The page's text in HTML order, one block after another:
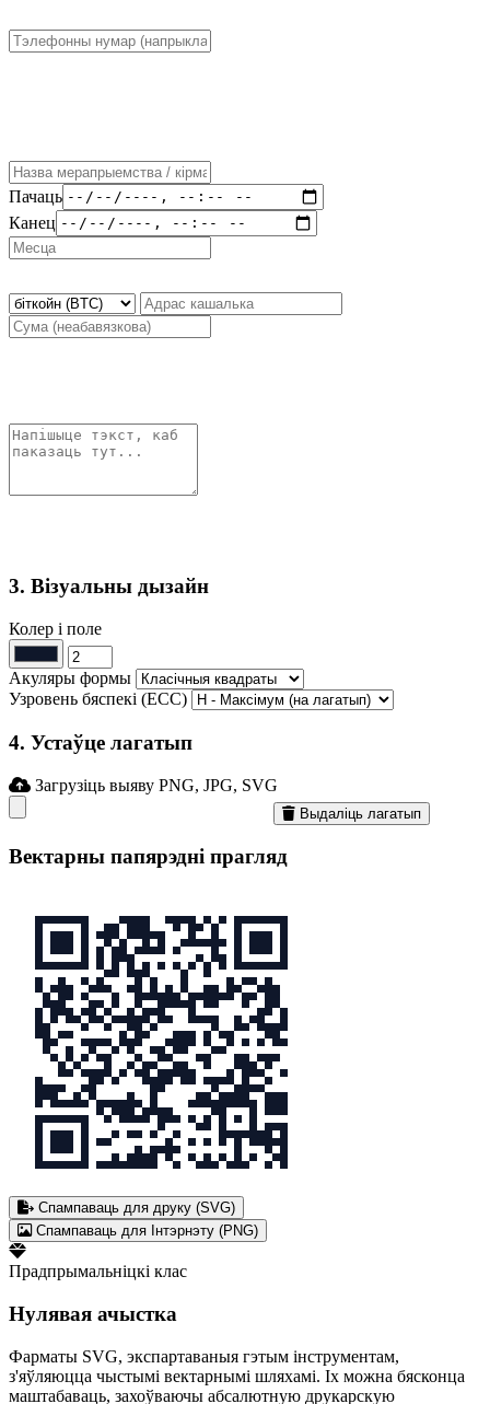
Пачаць
Канец
3. Візуальны дызайн
Колер і поле
Акуляры формы
Узровень бяспекі (ECC)
4. Устаўце лагатып
Загрузіць выяву PNG, JPG, SVG
Выдаліць лагатып
Вектарны папярэдні прагляд
Спампаваць для друку (SVG)
Спампаваць для Інтэрнэту (PNG)
Прадпрымальніцкі клас
Нулявая ачыстка
Фарматы SVG, экспартаваныя гэтым інструментам,
з'яўляюцца чыстымі вектарнымі шляхамі. Іх можна бясконца
маштабаваць, захоўваючы абсалютную друкарскую